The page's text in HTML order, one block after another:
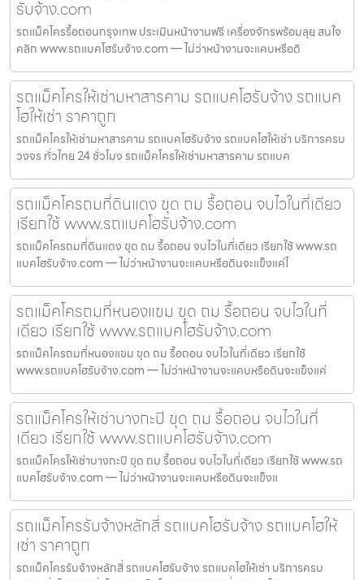
รับจ้าง.com
รถแม็คโครรื้อถอนกรุงเทพ ประเมินหน้างานฟรี เครื่องจักรพร้อมลุย สนใจ
คลิก www.รถแบคโฮรับจ้าง.com — ไม่ว่าหน้างานจะแคบหรือดิ
รถแม็คโครให้เช่ามหาสารคาม รถแบคโฮรับจ้าง รถแบค
โฮให้เช่า ราคาถูก
รถแม็คโครให้เช่ามหาสารคาม รถแบคโฮรับจ้าง รถแบคโฮให้เช่า บริการครบ
วงจร ทั่วไทย 24 ชั่วโมง รถแม็คโครให้เช่ามหาสารคาม รถแบค
รถแม็คโครถมที่ดินแดง ขุด ถม รื้อถอน จบไวในที่เดียว
เรียกใช้ www.รถแบคโฮรับจ้าง.com
รถแม็คโครถมที่ดินแดง ขุด ถม รื้อถอน จบไวในที่เดียว เรียกใช้ www.รถ
แบคโฮรับจ้าง.com — ไม่ว่าหน้างานจะแคบหรือดินจะแข็งแค่ไ
รถแม็คโครถมที่หนองแขม ขุด ถม รื้อถอน จบไวในที่
เดียว เรียกใช้ www.รถแบคโฮรับจ้าง.com
รถแม็คโครถมที่หนองแขม ขุด ถม รื้อถอน จบไวในที่เดียว เรียกใช้
www.รถแบคโฮรับจ้าง.com — ไม่ว่าหน้างานจะแคบหรือดินจะแข็งแค่
รถแม็คโครให้เช่าบางกะปิ ขุด ถม รื้อถอน จบไวในที่
เดียว เรียกใช้ www.รถแบคโฮรับจ้าง.com
รถแม็คโครให้เช่าบางกะปิ ขุด ถม รื้อถอน จบไวในที่เดียว เรียกใช้ www.รถ
แบคโฮรับจ้าง.com — ไม่ว่าหน้างานจะแคบหรือดินจะแข็งแ
รถแม็คโครรับจ้างหลักสี่ รถแบคโฮรับจ้าง รถแบคโฮให้
เช่า ราคาถูก
รถแม็คโครรับจ้างหลักสี่ รถแบคโฮรับจ้าง รถแบคโฮให้เช่า บริการครบ